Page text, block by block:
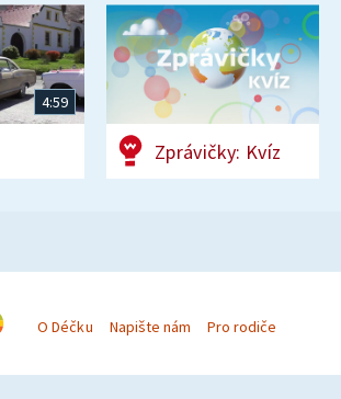
4:59
Zprávičky: Kvíz
O Déčku Napište nám Pro rodiče